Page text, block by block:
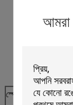
আমরা
স্পেসিফিকেশন